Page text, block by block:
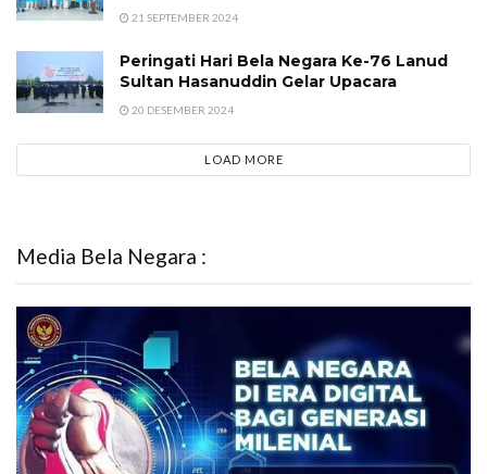
21 SEPTEMBER 2024
Peringati Hari Bela Negara Ke-76 Lanud
Sultan Hasanuddin Gelar Upacara
20 DESEMBER 2024
LOAD MORE
Media Bela Negara :